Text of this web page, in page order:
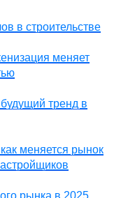
в строительстве
меняет
тренд в
меняется рынок
рынка в 2025